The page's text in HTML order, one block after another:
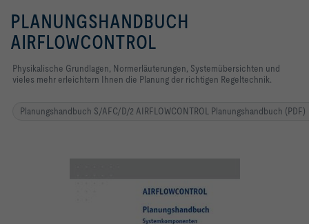
PLANUNGSHANDBUCH
AIRFLOWCONTROL
Physikalische Grundlagen, Normerläuterungen, Systemübersichten und
vieles mehr erleichtern Ihnen die Planung der richtigen Regeltechnik.
Planungshandbuch S/AFC/D/2 AIRFLOWCONTROL Planungshandbuch (PDF)